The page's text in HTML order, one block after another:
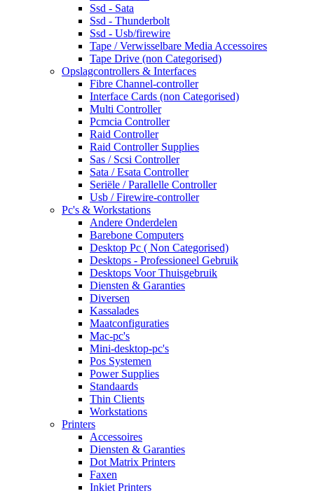
Ssd - Sata
Ssd - Thunderbolt
Ssd - Usb/firewire
Tape / Verwisselbare Media Accessoires
Tape Drive (non Categorised)
Opslagcontrollers & Interfaces
Fibre Channel-controller
Interface Cards (non Categorised)
Multi Controller
Pcmcia Controller
Raid Controller
Raid Controller Supplies
Sas / Scsi Controller
Sata / Esata Controller
Seriële / Parallelle Controller
Usb / Firewire-controller
Pc's & Workstations
Andere Onderdelen
Barebone Computers
Desktop Pc ( Non Categorised)
Desktops - Professioneel Gebruik
Desktops Voor Thuisgebruik
Diensten & Garanties
Diversen
Kassalades
Maatconfiguraties
Mac-pc's
Mini-desktop-pc's
Pos Systemen
Power Supplies
Standaards
Thin Clients
Workstations
Printers
Accessoires
Diensten & Garanties
Dot Matrix Printers
Faxen
Inkjet Printers